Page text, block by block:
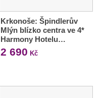
Krkonoše: Špindlerův
Mlýn blízko centra ve 4*
Harmony Hotelu…
2 690 Kč